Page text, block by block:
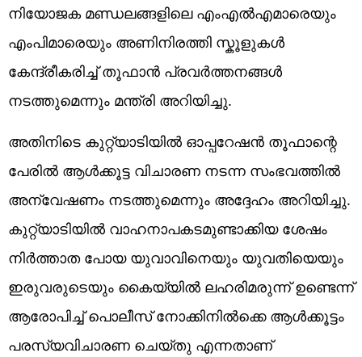
നിയോജക മണ്ഡലങ്ങളിലെ എംഎൽഎമാരെയും
എംപിമാരെയും അണിനിരത്തി സ്കൂളുകൾ
കേന്ദ്രീകരിച്ച് തൂഫാൻ പ്രവർത്തനങ്ങൾ
നടത്തുമെന്നും മന്ത്രി അ‌റിയിച്ചു.
അ‌തിനിടെ കുറ്റ്യാടിയിൽ ഓപ്പറേഷൻ തൂഫാന്റെ
പേരിൽ ആൾക്കൂട്ട വിചാരണ നടന്ന സംഭവത്തിൽ
അ‌ന്വേഷണം നടത്തുമെന്നും അ‌ദ്ദേഹം അ‌റിയിച്ചു.
കുറ്റ്യാടിയിൽ വാഹനാപകടമുണ്ടാക്കിയ ശേഷം
നിർത്താത പോയ യുവാവിനെയും യുവതിയെയും
ഇരുവരുടെയും ​കൈയ്യിൽ ലഹരിമരുന്ന് ഉണ്ടെന്ന്
ആരോപിച്ച് പൊലീസ് നോക്കിനിൽക്കെ ആൾക്കൂട്ടം
പരസ്യവിചാരണ ചെയ്തു എന്നതാണ്